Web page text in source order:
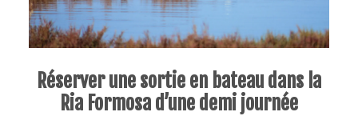
Réserver une sortie en bateau dans la
Ria Formosa d’une demi journée